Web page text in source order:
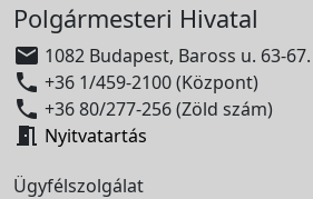
Polgármesteri Hivatal
 1082 Budapest, Baross u. 63-67.
 +36 1/459-2100 (Központ)
 +36 80/277-256 (Zöld szám)
 Nyitvatartás
Ügyfélszolgálat